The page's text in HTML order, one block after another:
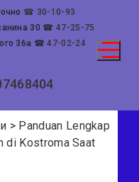
☎ 30-10-93
30 ☎47-25-75
36а ☎47-02-24
> Panduan Lengkap
di Kostroma Saat